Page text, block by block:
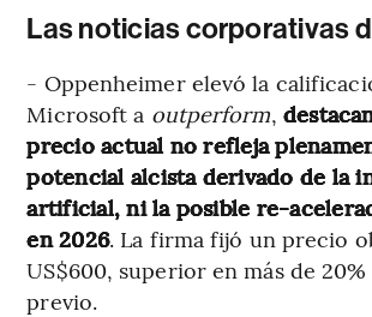
Las noticias corporativas
- Oppenheimer elevó la
Microsoft a outperform,
precio actual no refleja
potencial alcista derivado de la
artificial, ni la posible re-
en 2026. La firma fijó un precio
US$600, superior en más de
previo.